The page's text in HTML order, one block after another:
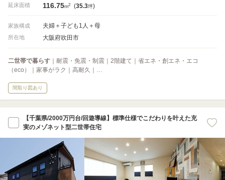
延床面積 116.75m2 (35.3坪)
家族構成 夫婦＋子ども1人＋母
所在地 大阪府吹田市
二世帯で暮らす ｜耐震・免震・制震｜2階建て｜省エネ・創エネ・エコ
（eco）｜家事がラク｜高耐久｜…
間取り図あり
【千葉県/2000万円台/回遊導線】標準仕様でこだわりを叶えた充
実のメゾネット型二世帯住宅